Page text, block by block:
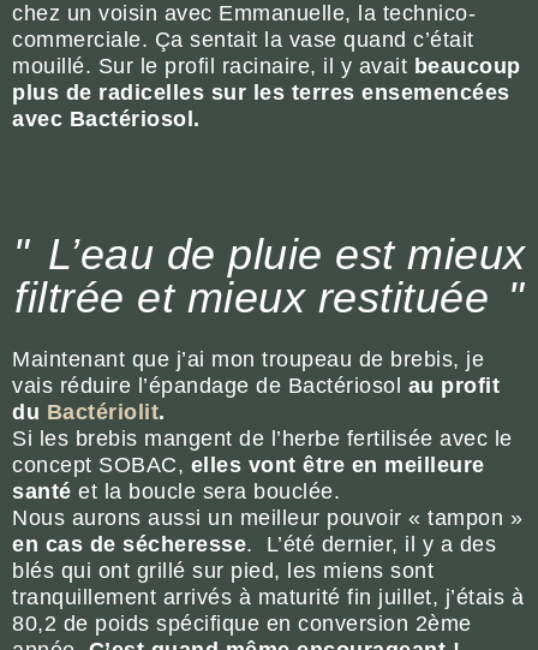
chez un voisin avec Emmanuelle, la technico-
commerciale. Ça sentait la vase quand c’était
mouillé. Sur le profil racinaire, il y avait beaucoup
plus de radicelles sur les terres ensemencées
avec Bactériosol.
L’eau de pluie est mieux
filtrée et mieux restituée
Maintenant que j’ai mon troupeau de brebis, je
vais réduire l’épandage de Bactériosol au profit
du Bactériolit.
Si les brebis mangent de l’herbe fertilisée avec le
concept SOBAC, elles vont être en meilleure
santé et la boucle sera bouclée.
Nous aurons aussi un meilleur pouvoir « tampon »
en cas de sécheresse. L’été dernier, il y a des
blés qui ont grillé sur pied, les miens sont
tranquillement arrivés à maturité fin juillet, j’étais à
80,2 de poids spécifique en conversion 2ème